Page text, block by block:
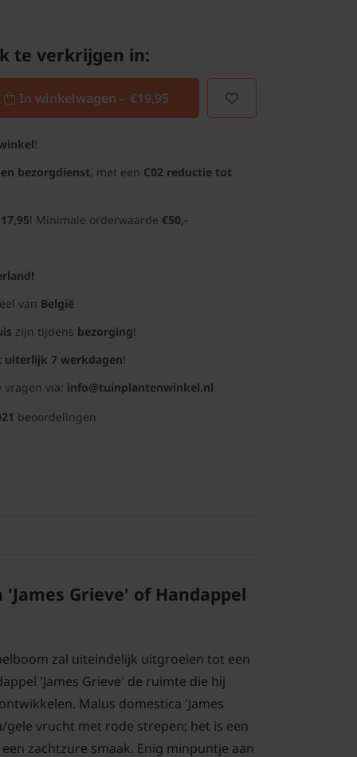
te verkrijgen in:
In winkelwagen - €19,95
!
bezorgdienst, met een C02 reductie tot
! Minimale orderwaarde €50,-
van België
zijn tijdens bezorging!
uiterlijk 7 werkdagen!
vragen via: info@tuinplantenwinkel.nl
beoordelingen
Grieve' of Handappel
zal uiteindelijk uitgroeien tot een
'James Grieve' de ruimte die hij
Malus domestica 'James
gele vrucht met rode strepen; het is een
zachtzure smaak. Enig minpuntje aan